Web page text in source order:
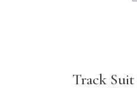
Track Suit